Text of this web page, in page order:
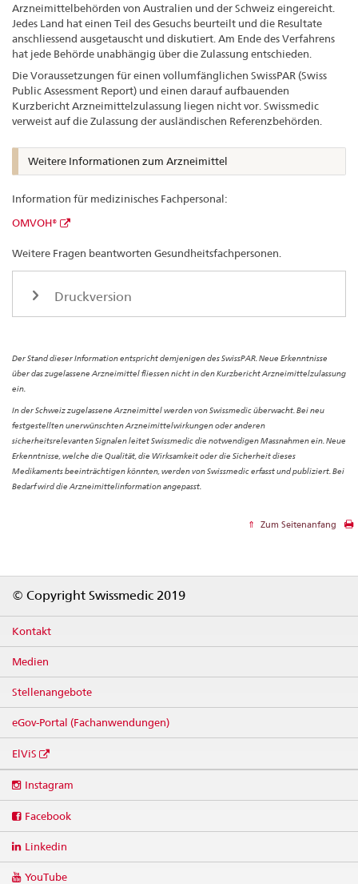
Arzneimittelbehörden von Australien und der Schweiz eingereicht.
Jedes Land hat einen Teil des Gesuchs beurteilt und die Resultate
anschliessend ausgetauscht und diskutiert. Am Ende des Verfahrens
hat jede Behörde unabhängig über die Zulassung entschieden.
Die Voraussetzungen für einen vollumfänglichen SwissPAR (Swiss
Public Assessment Report) und einen darauf aufbauenden
Kurzbericht Arzneimittelzulassung liegen nicht vor. Swissmedic
verweist auf die Zulassung der ausländischen Referenzbehörden.
Weitere Informationen zum Arzneimittel
Information für medizinisches Fachpersonal:
OMVOH®
Weitere Fragen beantworten Gesundheitsfachpersonen.
Druckversion
Der Stand dieser Information entspricht demjenigen des SwissPAR. Neue Erkenntnisse
über das zugelassene Arzneimittel fliessen nicht in den Kurzbericht Arzneimittelzulassung
ein.
In der Schweiz zugelassene Arzneimittel werden von Swissmedic überwacht. Bei neu
festgestellten unerwünschten Arzneimittelwirkungen oder anderen
sicherheitsrelevanten Signalen leitet Swissmedic die notwendigen Massnahmen ein. Neue
Erkenntnisse, welche die Qualität, die Wirksamkeit oder die Sicherheit dieses
Medikaments beeinträchtigen könnten, werden von Swissmedic erfasst und publiziert. Bei
Bedarf wird die Arzneimittelinformation angepasst.
Zum Seitenanfang
© Copyright Swissmedic 2019
Kontakt
Medien
Stellenangebote
eGov-Portal (Fachanwendungen)
ElViS
media
Instagram
Facebook
Linkedin
YouTube